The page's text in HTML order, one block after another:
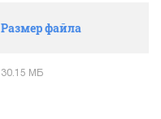
Размер файла
30.15 МБ